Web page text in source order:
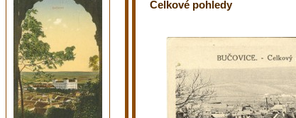
Celkové pohledy